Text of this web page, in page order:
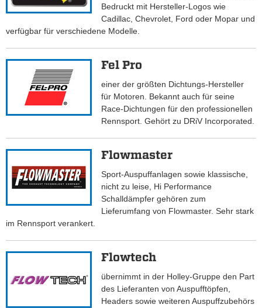
Bedruckt mit Hersteller-Logos wie
Cadillac, Chevrolet, Ford oder Mopar und
verfügbar für verschiedene Modelle.
Fel Pro
einer der größten Dichtungs-Hersteller
für Motoren. Bekannt auch für seine
Race-Dichtungen für den professionellen
Rennsport. Gehört zu DRiV Incorporated.
Flowmaster
Sport-Auspuffanlagen sowie klassische,
nicht zu leise, Hi Performance
Schalldämpfer gehören zum
Lieferumfang von Flowmaster. Sehr stark
im Rennsport verankert.
Flowtech
übernimmt in der Holley-Gruppe den Part
des Lieferanten von Auspufftöpfen,
Headers sowie weiteren Auspuffzubehörs